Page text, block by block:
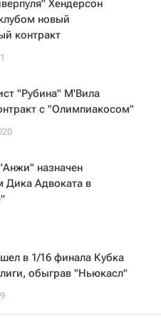
Хендерсон
новый
контракт
"Рубина" М'Вила
с "Олимпиакосом"
назначен
Дика Адвоката в
в 1/16 финала Кубка
обыграв "Ньюкасл"